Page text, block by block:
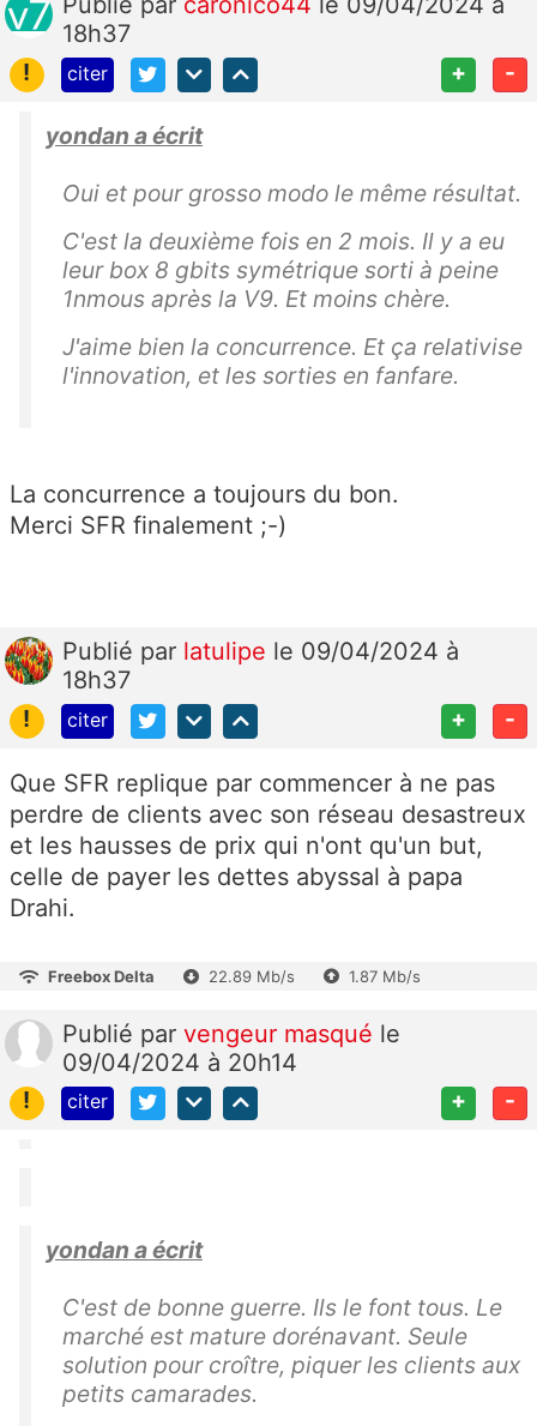
18h37
!
citer + -
yondan a écrit
Oui et pour grosso modo le même résultat.
C'est la deuxième fois en 2 mois. Il y a eu
leur box 8 gbits symétrique sorti à peine
1nmous après la V9. Et moins chère.
J'aime bien la concurrence. Et ça relativise
l'innovation, et les sorties en fanfare.
La concurrence a toujours du bon.
Merci SFR finalement ;-)
Publié par latulipe le 09/04/2024 à
18h37
!
citer + -
Que SFR replique par commencer à ne pas
perdre de clients avec son réseau desastreux
et les hausses de prix qui n'ont qu'un but,
celle de payer les dettes abyssal à papa
Drahi.
Freebox Delta 22.89 Mb/s 1.87 Mb/s
Publié par vengeur masqué le
09/04/2024 à 20h14
!
citer + -
yondan a écrit
C'est de bonne guerre. Ils le font tous. Le
marché est mature dorénavant. Seule
solution pour croître, piquer les clients aux
petits camarades.